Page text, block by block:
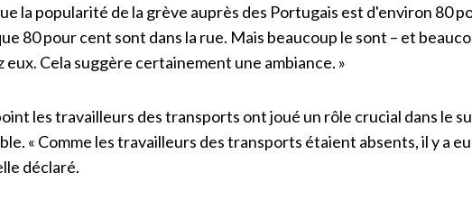
la popularité de la grève auprès des Portugais est d'environ 80
80 pour cent sont dans la rue. Mais beaucoup le sont – et
Cela suggère certainement une ambiance. »
les travailleurs des transports ont joué un rôle crucial dans le
« Comme les travailleurs des transports étaient absents, il y a
déclaré.